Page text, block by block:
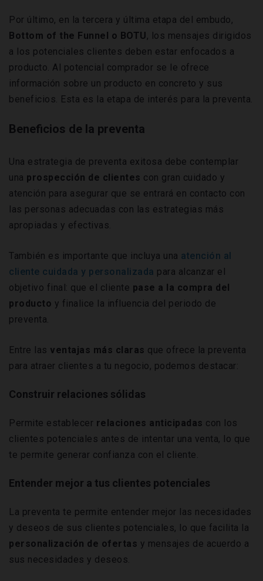
Por último, en la tercera y última etapa del embudo,
Bottom of the Funnel o BOTU, los mensajes dirigidos
a los potenciales clientes deben estar enfocados a
producto. Al potencial comprador se le ofrece
información sobre un producto en concreto y sus
beneficios. Esta es la etapa de interés para la preventa.
Beneficios de la preventa
Una estrategia de preventa exitosa debe contemplar
una prospección de clientes con gran cuidado y
atención para asegurar que se entrará en contacto con
las personas adecuadas con las estrategias más
apropiadas y efectivas.
También es importante que incluya una atención al
cliente cuidada y personalizada para alcanzar el
objetivo final: que el cliente pase a la compra del
producto y finalice la influencia del periodo de
preventa.
Entre las ventajas más claras que ofrece la preventa
para atraer clientes a tu negocio, podemos destacar:
Construir relaciones sólidas
Permite establecer relaciones anticipadas con los
clientes potenciales antes de intentar una venta, lo que
te permite generar confianza con el cliente.
Entender mejor a tus clientes potenciales
La preventa te permite entender mejor las necesidades
y deseos de sus clientes potenciales, lo que facilita la
personalización de ofertas y mensajes de acuerdo a
sus necesidades y deseos.